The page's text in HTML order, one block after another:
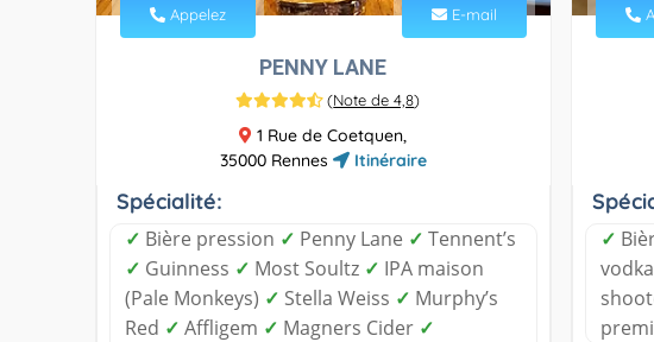
Appelez E-mail
PENNY LANE
(Note de 4,8)
1 Rue de Coetquen,
35000 Rennes
Itinéraire
Spécialité:
✓ Bière pression ✓ Penny Lane ✓ Tennent’s
✓ Guinness ✓ Most Soultz ✓ IPA maison
(Pale Monkeys) ✓ Stella Weiss ✓ Murphy’s
Red ✓ Affligem ✓ Magners Cider ✓
✓